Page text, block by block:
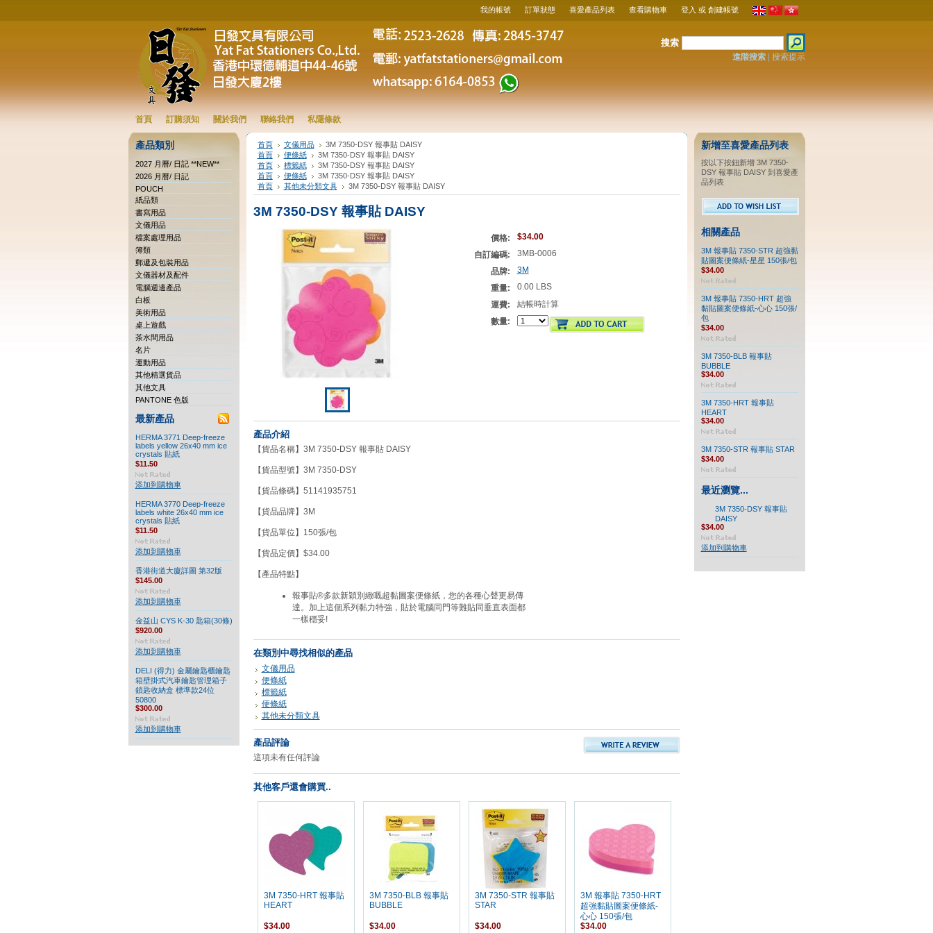
我的帳號 訂單狀態 喜愛產品列表 查看購物車 登入 或 創建帳號
搜索
進階搜索| 搜索提示
首頁 訂購須知 關於我們 聯絡我們 私隱條款
產品類別
2027 月曆/ 日記 **NEW**
2026 月曆/ 日記
POUCH
紙品類
書寫用品
文儀用品
檔案處理用品
簿類
郵遞及包裝用品
文儀器材及配件
電腦週邊產品
白板
美術用品
桌上遊戲
茶水間用品
名片
運動用品
其他精選貨品
其他文具
PANTONE 色版
最新產品
HERMA 3771 Deep-freeze
labels yellow 26x40 mm ice
crystals 貼紙
$11.50
添加到購物車
HERMA 3770 Deep-freeze
labels white 26x40 mm ice
crystals 貼紙
$11.50
添加到購物車
香港街道大廈詳圖 第32版
$145.00
添加到購物車
金益山 CYS K-30 匙箱(30條)
$920.00
添加到購物車
DELI (得力) 金屬鑰匙櫃鑰匙
箱壁掛式汽車鑰匙管理箱子
鎖匙收納盒 標準款24位
50800
$300.00
添加到購物車
首頁 文儀用品
3M 7350-DSY 報事貼 DAISY
首頁
便條紙
3M 7350-DSY 報事貼 DAISY
首頁
標籤紙
3M 7350-DSY 報事貼 DAISY
首頁
便條紙
3M 7350-DSY 報事貼 DAISY
首頁
其他未分類文具 3M 7350-DSY 報事貼 DAISY
3M 7350-DSY 報事貼 DAISY
價格:
$34.00
自訂編碼:
3MB-0006
品牌:
3M
重量:
0.00 LBS
運費:
結帳時計算
數量:
產品介紹
【貨品名稱】3M 7350-DSY 報事貼 DAISY
【貨品型號】3M 7350-DSY
【貨品條碼】51141935751
【貨品品牌】3M
【貨品單位】150張/包
【貨品定價】$34.00
【產品特點】
報事貼®多款新穎別緻嘅超黏圖案便條紙，您的各種心聲更易傳
達。加上這個系列黏力特強，貼於電腦同門等難貼同垂直表面都
一樣穩妥!
在類別中尋找相似的產品
文儀用品
便條紙
標籤紙
便條紙
其他未分類文具
產品評論
這項未有任何評論
其他客戶還會購買..
3M 7350-HRT 報事貼
HEART
$34.00
3M 7350-BLB 報事貼
BUBBLE
$34.00
3M 7350-STR 報事貼
STAR
$34.00
3M 報事貼 7350-HRT
超強黏貼圖案便條紙-
心心 150張/包
$34.00
新增至喜愛產品列表
按以下按鈕新增 3M 7350-
DSY 報事貼 DAISY 到喜愛產
品列表
相關產品
3M 報事貼 7350-STR 超強黏
貼圖案便條紙-星星 150張/包
$34.00
3M 報事貼 7350-HRT 超強
黏貼圖案便條紙-心心 150張/
包
$34.00
3M 7350-BLB 報事貼
BUBBLE
$34.00
3M 7350-HRT 報事貼
HEART
$34.00
3M 7350-STR 報事貼 STAR
$34.00
最近瀏覽...
3M 7350-DSY 報事貼
DAISY
$34.00
添加到購物車